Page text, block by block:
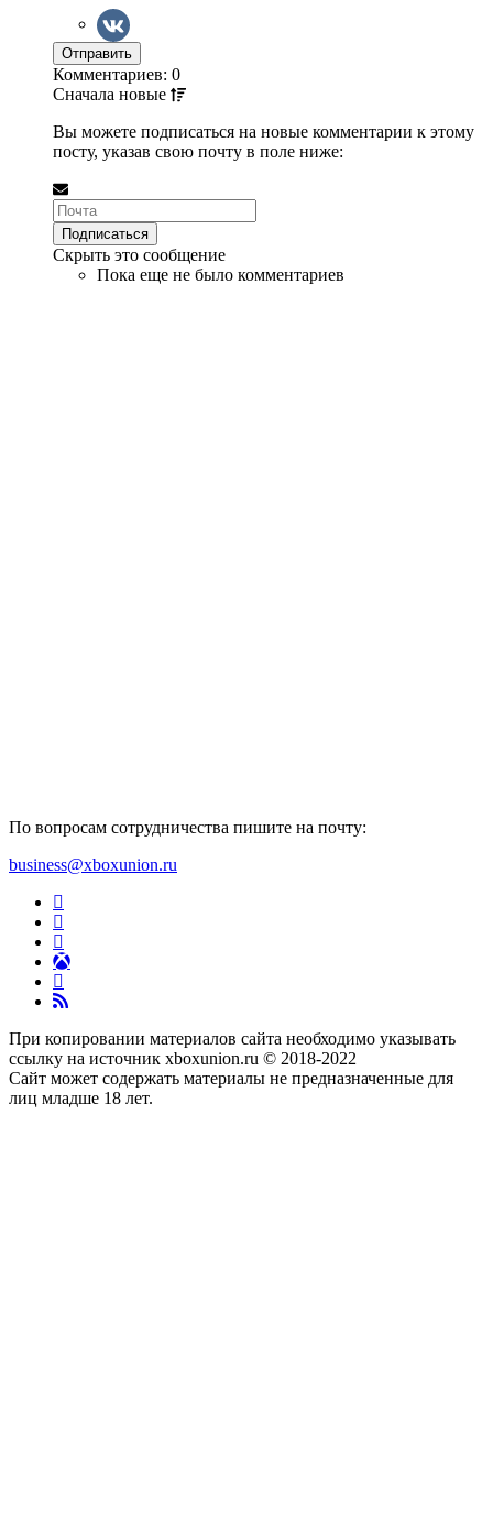
Комментариев: 0
Сначала новые
Вы можете подписаться на новые комментарии к этому
посту, указав свою почту в поле ниже:
Скрыть это сообщение
Пока еще не было комментариев
По вопросам сотрудничества пишите на почту:
business@xboxunion.ru
При копировании материалов сайта необходимо указывать
ссылку на источник xboxunion.ru © 2018-2022
Сайт может содержать материалы не предназначенные для
лиц младше 18 лет.